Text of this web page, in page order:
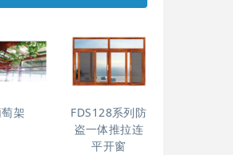
架
FDS128系列防
盗一体推拉连
平开窗